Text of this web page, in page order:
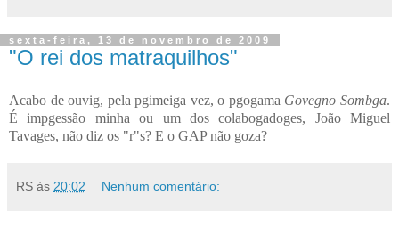
sexta-feira, 13 de novembro de 2009
"O rei dos matraquilhos"
Acabo de ouvig, pela pgimeiga vez, o pgogama Govegno Sombga.
É impgessão minha ou um dos colabogadoges, João Miguel
Tavages, não diz os "r"s? E o GAP não goza?
RS às 20:02 Nenhum comentário: